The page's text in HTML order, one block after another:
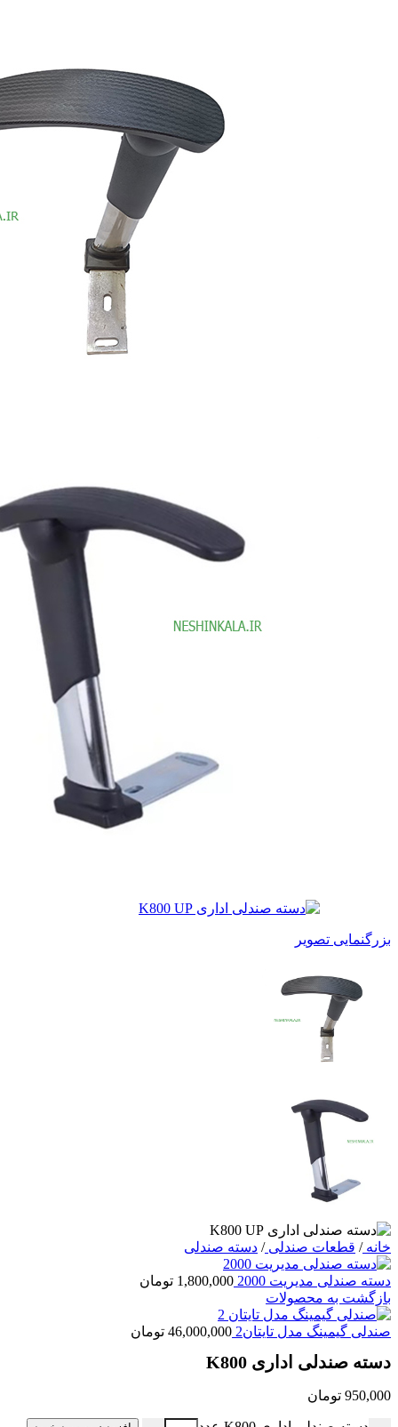
بزرگنمایی تصویر
خانه/ قطعات صندلی/ دسته صندلی
دسته صندلی مدیریت 2000 1,800,000 تومان
بازگشت به محصولات
صندلی گیمینگ مدل تایتان2 46,000,000 تومان
دسته صندلی اداری K800
950,000 تومان